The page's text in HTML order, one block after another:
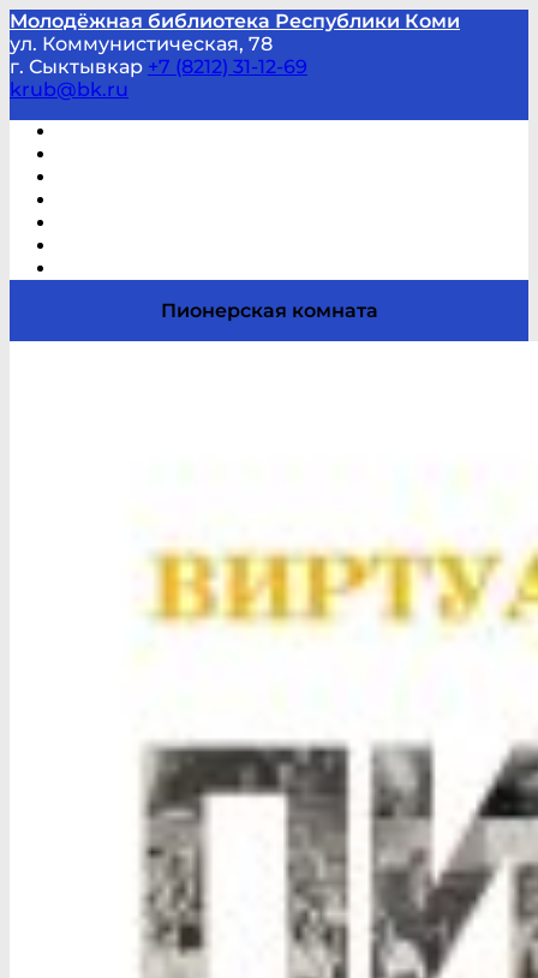
Молодёжная библиотека Республики Коми
ул. Коммунистическая, 78
г. Сыктывкар +7 (8212) 31-12-69
krub@bk.ru
Пионерская комната